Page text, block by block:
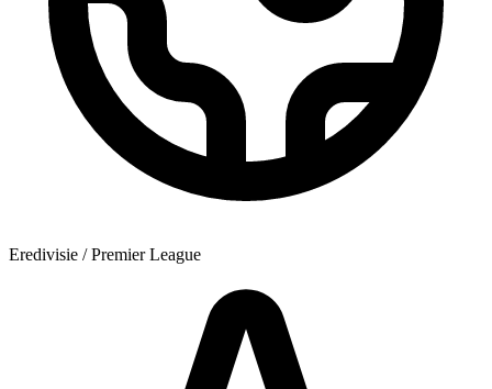
Eredivisie / Premier League